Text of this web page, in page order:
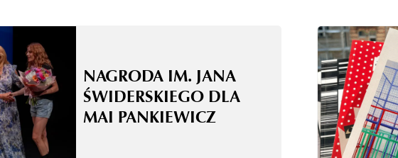
NAGRODA IM. JANA
ŚWIDERSKIEGO DLA
MAI PANKIEWICZ